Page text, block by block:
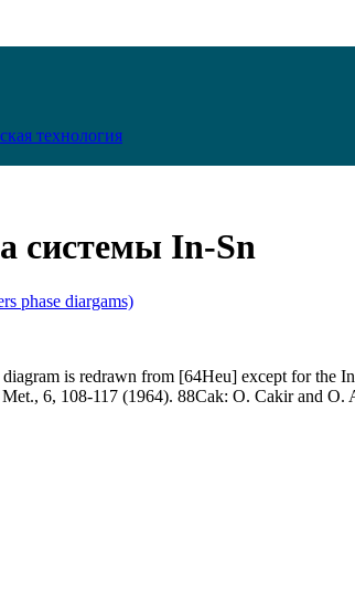
технология
системы In-Sn
phase diargams)
is redrawn from [64Heu] except for the
6, 108-117 (1964). 88Cak: O. Cakir and O.